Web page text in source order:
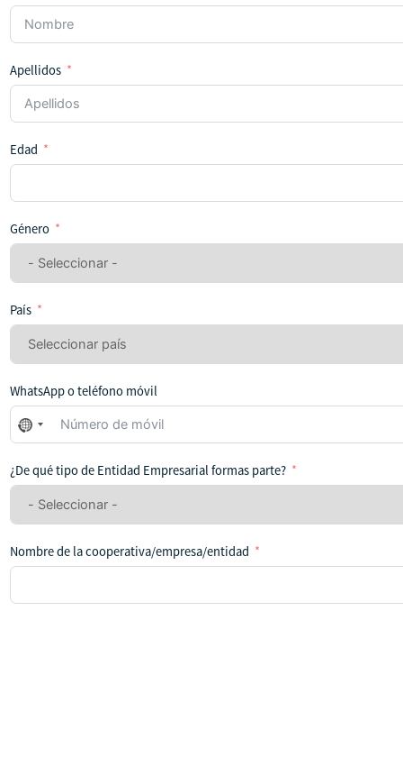
Apellidos
Edad
Género
País
WhatsApp o teléfono móvil
No
se
seleccionado
ningún
¿De qué tipo de Entidad Empresarial formas parte?
Nombre de la cooperativa/empresa/entidad